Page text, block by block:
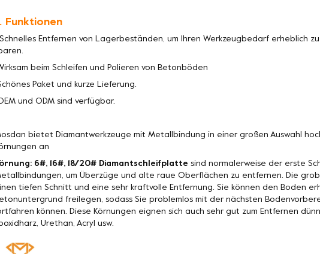
Funktionen
Entfernen von Lagerbeständen, um Ihren Werkzeugbedarf erheblich
beim Schleifen und Polieren von Betonböden
Paket und kurze Lieferung.
und ODM sind verfügbar.
bietet Diamantwerkzeuge mit Metallbindung in einer großen Auswahl
an
6#, 16#, 18/20# Diamantschleifplatte sind normalerweise der erste
um Überzüge und alte raue Oberflächen zu entfernen. Die
tiefen Schnitt und eine sehr kraftvolle Entfernung. Sie können den Boden
freilegen, sodass Sie problemlos mit der nächsten
können. Diese Körnungen eignen sich auch sehr gut zum Entfernen
Urethan, Acryl usw.